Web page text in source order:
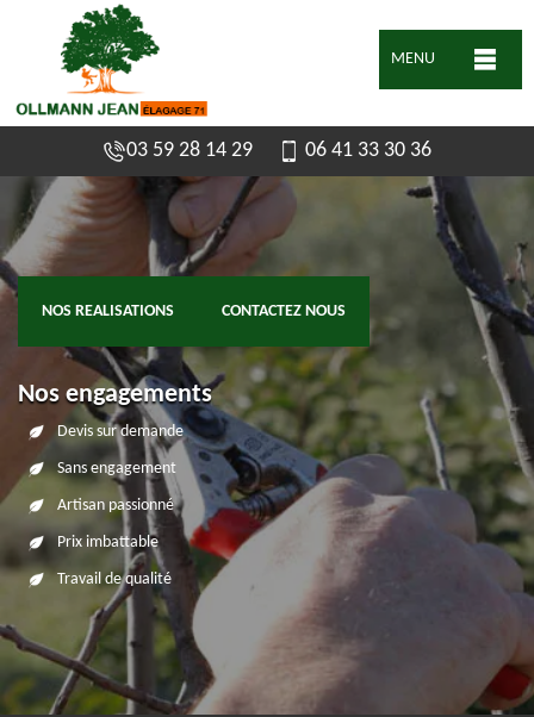
MENU
03 59 28 14 29 06 41 33 30 36
NOS REALISATIONS CONTACTEZ NOUS
Nos engagements
Devis sur demande
Sans engagement
Artisan passionné
Prix imbattable
Travail de qualité